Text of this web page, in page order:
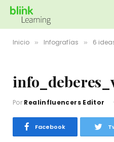
Inicio » Infografías » 6 ideas
Por Realinfluencers Editor
Facebook